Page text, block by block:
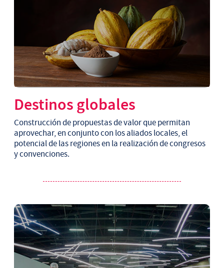
Destinos globales
Construcción de propuestas de valor que permitan
aprovechar, en conjunto con los aliados locales, el
potencial de las regiones en la realización de congresos
y convenciones.